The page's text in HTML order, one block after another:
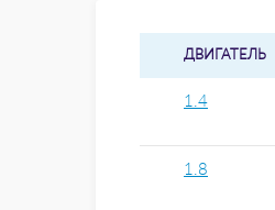
ДВИГАТЕЛЬ
1.4
1.8